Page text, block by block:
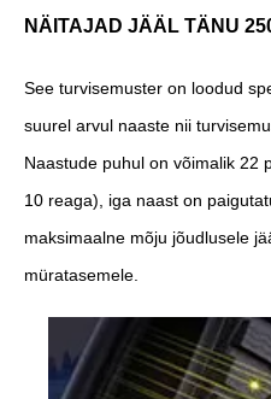
NÄITAJAD JÄÄL TÄNU
See turvisemuster on loodud
suurel arvul naaste nii
Naastude puhul on võimalik 22
10 reaga), iga naast on
maksimaalne mõju jõudlusele
müratasemele.